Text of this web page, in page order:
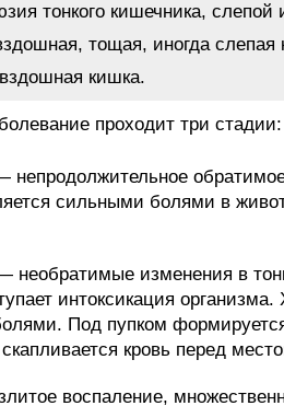
тонкого кишечника, слепой
тощая, иногда слепая
кишка.
проходит три стадии:
обратимое
сильными болями в
необратимые изменения в
интоксикация организма.
Под пупком
кровь перед
воспаление,